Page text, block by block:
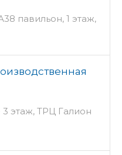
павильон, 1 этаж,
3 этаж, ТРЦ Галион